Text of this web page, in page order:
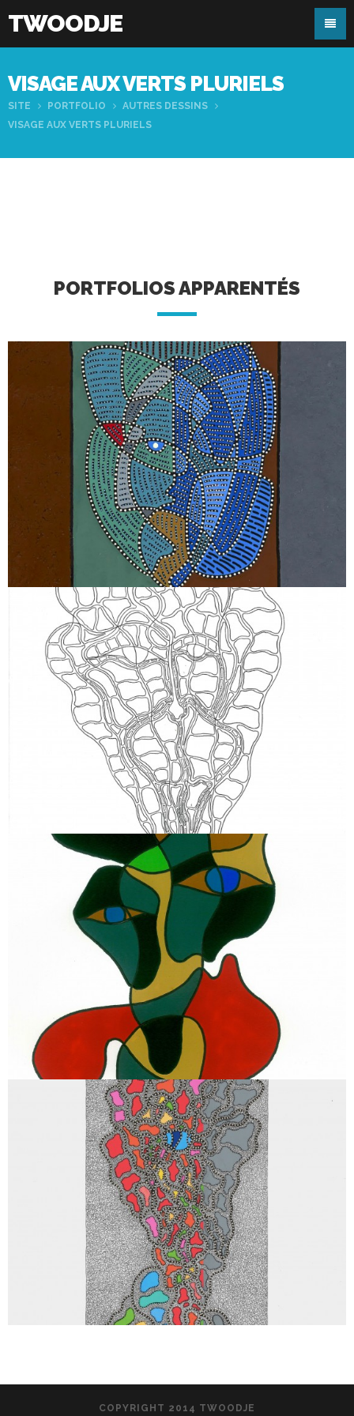
TWOODJE
VISAGE AUX VERTS PLURIELS
SITE PORTFOLIO
AUTRES DESSINS
VISAGE AUX VERTS PLURIELS
PORTFOLIOS APPARENTÉS
COPYRIGHT 2014 TWOODJE